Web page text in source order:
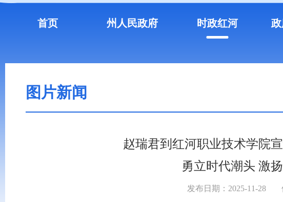
首页 州人民政府 时政红河
图片新闻
赵瑞君到红河职业技术学院
勇立时代潮头 激
发布日期：2025-11-28